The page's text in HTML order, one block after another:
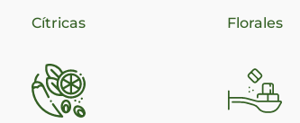
Cítricas Florales